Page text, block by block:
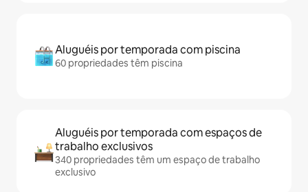
Aluguéis por temporada com piscina
60 propriedades têm piscina
Aluguéis por temporada com espaços de
trabalho exclusivos
340 propriedades têm um espaço de trabalho
exclusivo